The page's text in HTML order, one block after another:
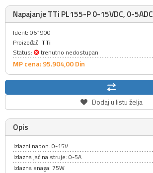
Napajanje TTi PL155-P 0-15VDC, 0-5ADC
Ident: 061900
Proizođač: TTi
Status:
trenutno nedostupan
MP cena: 95.904,00Din
Dodaj u listu želja
Opis
Izlazni napon: 0-15V
Izlazna jačina struje: 0-5A
Izlazna snaga: 75W